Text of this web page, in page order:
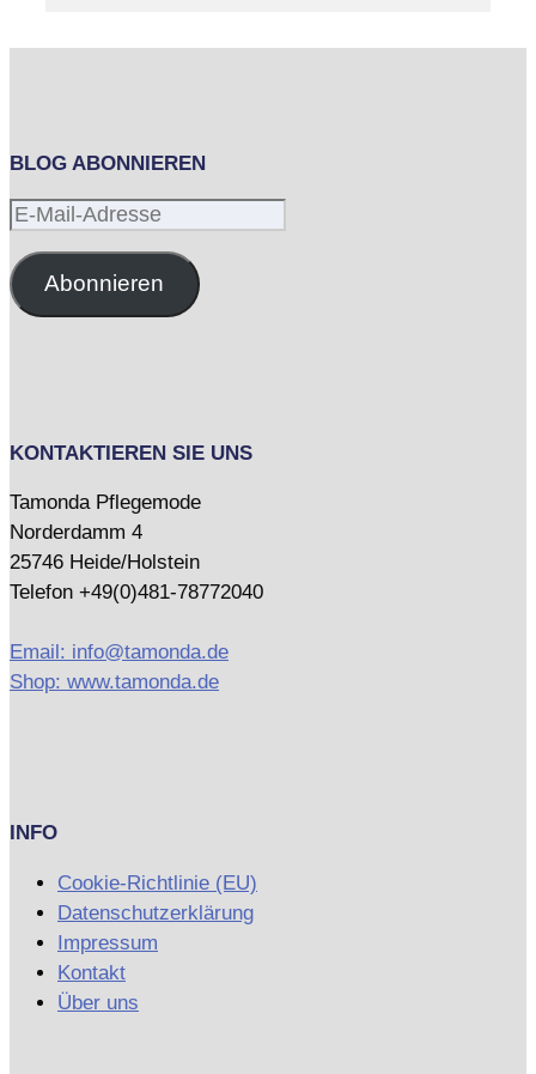
BLOG ABONNIEREN
E-
AdresseAbonnieren
KONTAKTIEREN SIE UNS
Tamonda Pflegemode
Norderdamm 4
25746 Heide/Holstein
Telefon +49(0)481-78772040
Email: info@tamonda.de
Shop: www.tamonda.de
INFO
Cookie-Richtlinie (EU)
Datenschutzerklärung
Impressum
Kontakt
Über uns